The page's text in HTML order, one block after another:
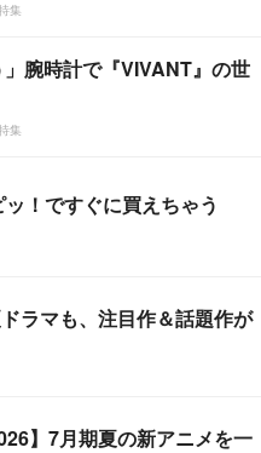
集
」腕時計で『VIVANT』の世
集
！ですぐに買えちゃう
ラマも、注目作＆話題作が
】7月期夏の新アニメを一